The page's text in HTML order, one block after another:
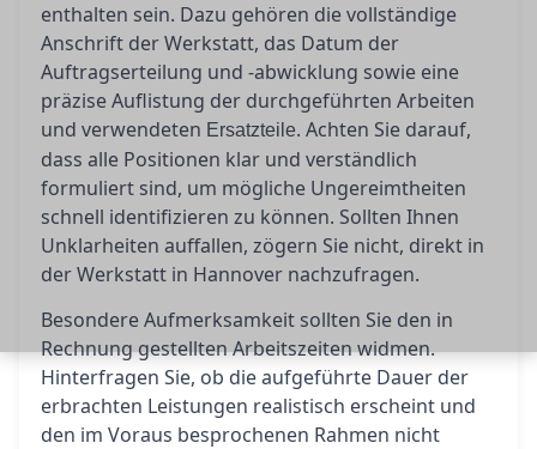
enthalten sein. Dazu gehören die vollständige
Anschrift der Werkstatt, das Datum der
Auftragserteilung und -abwicklung sowie eine
präzise Auflistung der durchgeführten Arbeiten
und verwendeten Ersatzteile. Achten Sie darauf,
dass alle Positionen klar und verständlich
formuliert sind, um mögliche Ungereimtheiten
schnell identifizieren zu können. Sollten Ihnen
Unklarheiten auffallen, zögern Sie nicht, direkt in
der Werkstatt in Hannover nachzufragen.
Besondere Aufmerksamkeit sollten Sie den in
Rechnung gestellten Arbeitszeiten widmen.
Hinterfragen Sie, ob die aufgeführte Dauer der
erbrachten Leistungen realistisch erscheint und
den im Voraus besprochenen Rahmen nicht